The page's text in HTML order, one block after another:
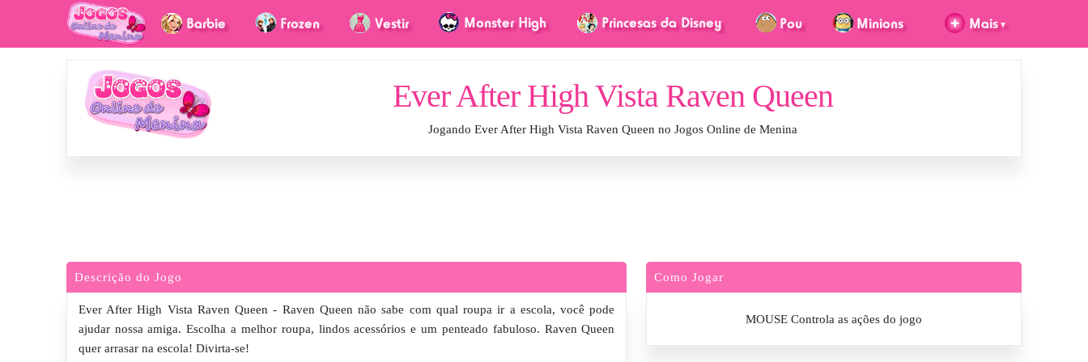
Ever After High Vista Raven Queen
Jogando Ever After High Vista Raven Queen no Jogos Online de Menina
Descrição do Jogo
Ever After High Vista Raven Queen - Raven Queen não sabe com qual roupa ir a escola, você pode
ajudar nossa amiga. Escolha a melhor roupa, lindos acessórios e um penteado fabuloso. Raven Queen
quer arrasar na escola! Divirta-se!
Como Jogar
MOUSE Controla as ações do jogo